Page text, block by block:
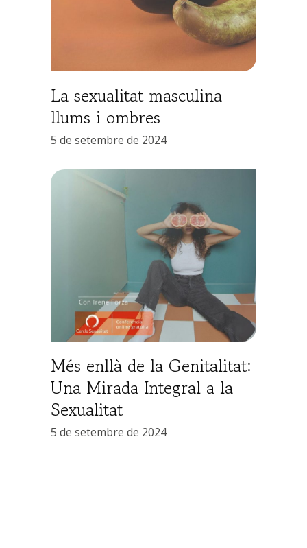
La sexualitat masculina
llums i ombres
5 de setembre de 2024
Més enllà de la Genitalitat:
Una Mirada Integral a la
Sexualitat
5 de setembre de 2024